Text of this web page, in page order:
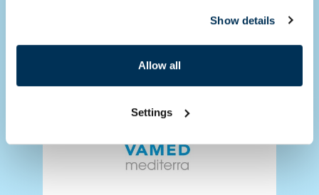
Show details
Allow all
Settings
pomocí osvědčeného, oceňovaného a v ČR velmi
rozšířeného řešení ICZ AMIS*PACS FlexServer